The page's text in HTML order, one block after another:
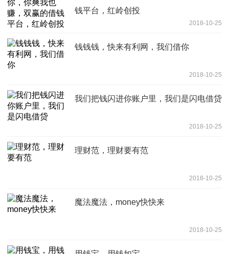
钱平台，红岭创投
2018-10-25
钱钱钱，快来有利网，我们借你
2018-10-25
我们把钱闪进你账户里，我们是闪电借贷
2018-10-25
理财范，理财要有范
2018-10-25
魔法魔法，money快快来
2018-10-25